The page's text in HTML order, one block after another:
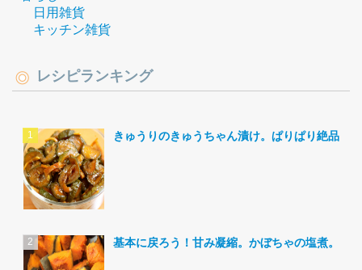
日用雑貨
キッチン雑貨
レシピランキング
きゅうりのきゅうちゃん漬け。ぱりぱり絶品。
基本に戻ろう！甘み凝縮。かぼちゃの塩煮。